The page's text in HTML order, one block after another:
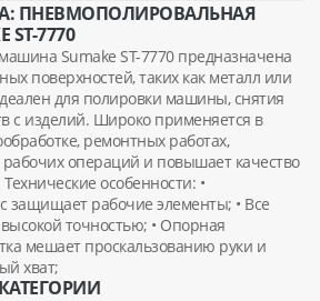
ПНЕВМОПОЛИРОВАЛЬНАЯ
7770
Sumake ST-7770 предназначена
поверхностей, таких как металл или
для полировки машины, снятия
с изделий. Широко применяется в
ремонтных работах,
рабочих операций и повышает качество
особенности: •
защищает рабочие элементы; • Все
точностью; • Опорная
мешает проскальзованию руки и
хват;